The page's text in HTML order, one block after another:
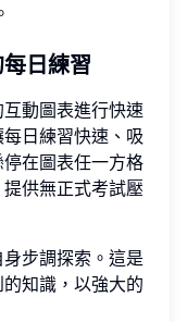
日練習
動圖表進行快速
日練習快速、吸
在圖表任一方格
供無正式考試壓
步調探索。這是
知識，以強大的